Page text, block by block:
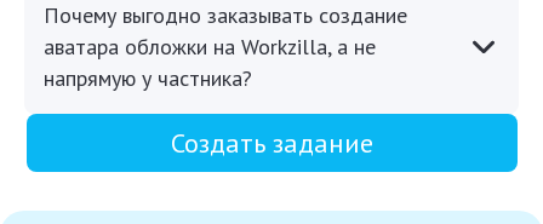
Почему выгодно заказывать создание
аватара обложки на Workzilla, а не
напрямую у частника?
Создать задание